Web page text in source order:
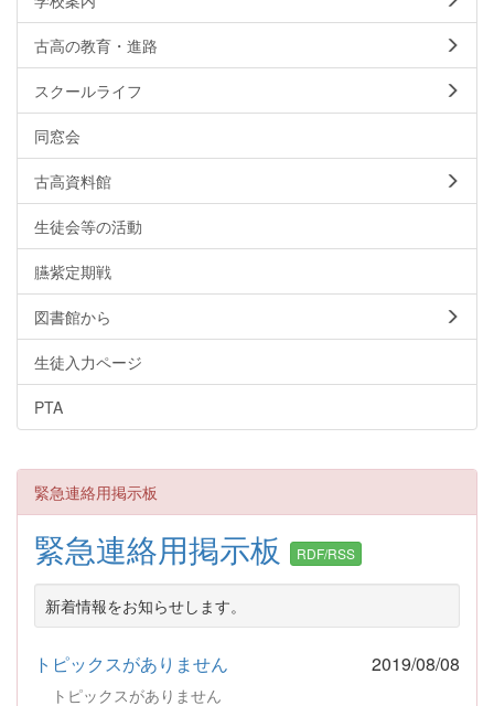
古高の教育・進路
スクールライフ
同窓会
古高資料館
生徒会等の活動
臙紫定期戦
図書館から
生徒入力ページ
PTA
緊急連絡用掲示板
緊急連絡用掲示板 RDF/RSS
新着情報をお知らせします。
トピックスがありません 2019/08/08
トピックスがありません